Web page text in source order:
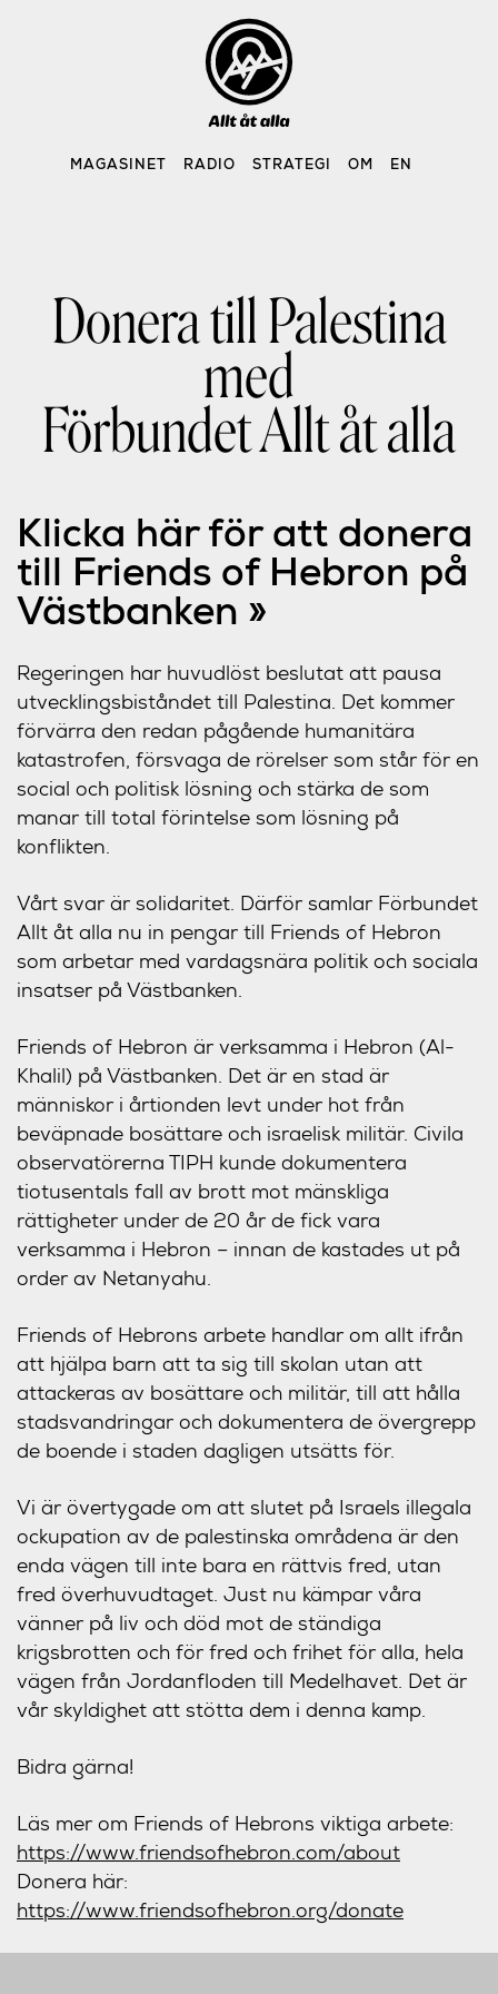
MAGASINET RADIO STRATEGI OM EN
Donera till Palestina
med
Förbundet Allt åt alla
Klicka här för att donera
till Friends of Hebron på
Västbanken »
Regeringen har huvudlöst beslutat att pausa
utvecklingsbiståndet till Palestina. Det kommer
förvärra den redan pågående humanitära
katastrofen, försvaga de rörelser som står för en
social och politisk lösning och stärka de som
manar till total förintelse som lösning på
konflikten.
Vårt svar är solidaritet. Därför samlar Förbundet
Allt åt alla nu in pengar till Friends of Hebron
som arbetar med vardagsnära politik och sociala
insatser på Västbanken.
Friends of Hebron är verksamma i Hebron (Al-
Khalil) på Västbanken. Det är en stad är
människor i årtionden levt under hot från
beväpnade bosättare och israelisk militär. Civila
observatörerna TIPH kunde dokumentera
tiotusentals fall av brott mot mänskliga
rättigheter under de 20 år de fick vara
verksamma i Hebron – innan de kastades ut på
order av Netanyahu.
Friends of Hebrons arbete handlar om allt ifrån
att hjälpa barn att ta sig till skolan utan att
attackeras av bosättare och militär, till att hålla
stadsvandringar och dokumentera de övergrepp
de boende i staden dagligen utsätts för.
Vi är övertygade om att slutet på Israels illegala
ockupation av de palestinska områdena är den
enda vägen till inte bara en rättvis fred, utan
fred överhuvudtaget. Just nu kämpar våra
vänner på liv och död mot de ständiga
krigsbrotten och för fred och frihet för alla, hela
vägen från Jordanfloden till Medelhavet. Det är
vår skyldighet att stötta dem i denna kamp.
Bidra gärna!
Läs mer om Friends of Hebrons viktiga arbete:
https://www.friendsofhebron.com/about
Donera här:
https://www.friendsofhebron.org/donate